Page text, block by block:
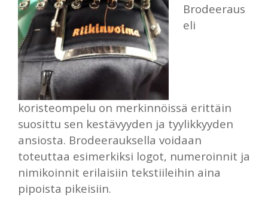
Brodeeraus
eli
koristeompelu on merkinnöissä erittäin
suosittu sen kestävyyden ja tyylikkyyden
ansiosta. Brodeerauksella voidaan
toteuttaa esimerkiksi logot, numeroinnit ja
nimikoinnit erilaisiin tekstiileihin aina
pipoista pikeisiin.